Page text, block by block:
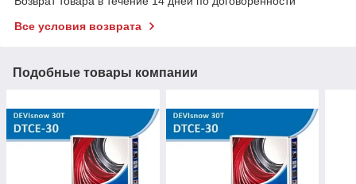
Все условия возврата
Подобные товары компании